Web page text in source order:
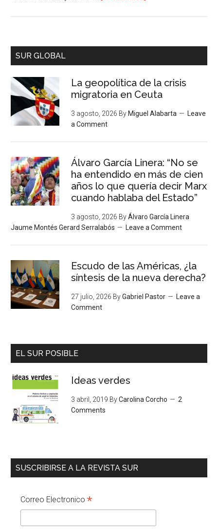
SUR GLOBAL
La geopolítica de la crisis
migratoria en Ceuta
3 agosto, 2026 By Miguel Alabarta
Leave
a Comment
Álvaro García Linera: “No se
ha entendido en más de cien
años lo que quería decir Marx
cuando hablaba del Estado”
3 agosto, 2026 ByÁlvaro García Linera
Jaume Montés Gerard Serralabós
Leave a Comment
Escudo de las Américas, ¿la
síntesis de la nueva derecha?
27 julio, 2026 ByGabriel Pastor
Leave a
Comment
EL SUR POSIBLE
Ideas verdes
3 abril, 2019 ByCarolina Corcho
2
Comments
SUSCRIBIRSE A LA REVISTA SUR
Correo Electronico*